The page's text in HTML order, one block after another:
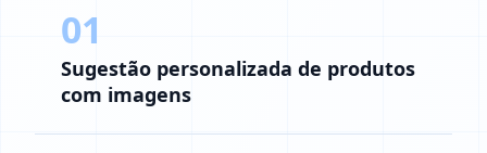
01
Sugestão personalizada de produtos
com imagens